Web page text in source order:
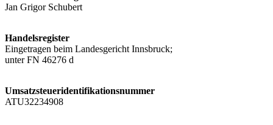
Jan Grigor Schubert
Handelsregister
Eingetragen beim Landesgericht Innsbruck;
unter FN 46276 d
Umsatzsteueridentifikationsnummer
ATU32234908